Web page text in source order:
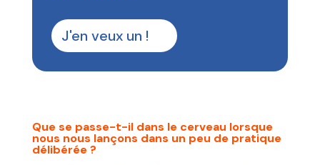
J'en veux un !
Que se passe-t-il dans le cerveau lorsque
nous nous lançons dans un peu de pratique
délibérée ?